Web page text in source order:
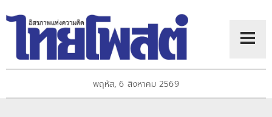
พฤหัส, 6 สิงหาคม 2569